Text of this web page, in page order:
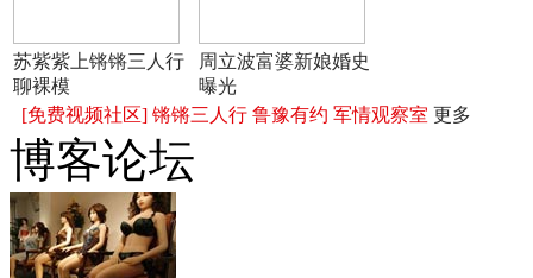
苏紫紫上锵锵三人行
聊裸模
周立波富婆新娘婚史
曝光
[免费视频社区] 锵锵三人行 鲁豫有约 军情观察室 更多
博客论坛